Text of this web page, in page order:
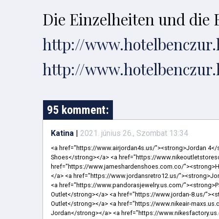
Die Einzelheiten und die
http://
http://
95 komment:
Katina | 2021. június 26., Szombat 13:34
<a href="https://www.airjordan4s.us/"><strong>Jordan 4</strong></a> <a href="https://www.redbottomslouboutin.us.org/"><strong>Red Bottom Shoes</strong></a> <a href="https://www.nikeoutletstoresonlineshopping.us.com/"><strong>Nike Outlet Store Online</strong></a> <a href="https://www.jameshardenshoes.com.co/"><strong>Harden vol 1</strong></a> <a href="https://www.ggdbshoes.us.com/"><strong>GGDB Shoes</strong></a> <a href="https://www.jordansretro12.us/"><strong>Jordan Retro 12</strong></a> <a href="https://www.pandoraonline.us/"><strong>Pandora</strong></a> <a href="https://www.pandorasjewelry.us.com/"><strong>Pandora Jewelry</strong></a> <a href="https://www.jacketsmoncleroutlet.us.com/"><strong>Moncler Outlet</strong></a> <a href="https://www.jordan-8.us/"><strong>Jordan 8</strong></a> <a href="https://www.nikeshoesoutletfactory.us.com/"><strong>Nike Outlet</strong></a> <a href="https://www.nikeair-maxs.us.com/"><strong>Cheap Air Max</strong></a> <a href="https://www.nikeairjordan.us.com/"><strong>Air Jordan</strong></a> <a href="https://www.nikesfactory.us.com/"><strong>Nike Factory</strong></a> <a href="https://www.jordanshoesretro.us.com/"><strong>Jordan Shoes</strong></a> <a href="https://www.jordan14.us.com/"><strong>Jordan 14</strong></a> <a href="https://www.moncler-outletjackets.us.com/"><strong>Moncler Jackets</strong></a> <a href="https://www.jordans-4.us/"><strong>Jordans 4</strong></a> <a href="https://www.jordansneakerss.us/"><strong>Air Jordan Sneakers</strong></a> <a href="https://www.goldengooseoutletfactory.us.com/"><strong>Golden Goose Outlets</strong></a> <a href="https://www.huarachesnike.us.com/"><strong>Nike Huarache</strong></a> <a href="https://www.airmax270.us.org/"><strong>Air Max 270</strong></a> <a href="https://www.jordans11.us.com/"><strong>Jordan 11</strong></a> <a href="https://www.fjallraven-kanken.us.com/"><strong>Fjallraven Kanken</strong></a> <a href="https://www.outletnikestore.us.com/"><strong>Nike Outlet Online</strong></a> <a href="https://www.jordan-4.us.com/"><strong>Jordan 4</strong></a> <a href="https://www.jordan-retro6.us/"><strong>Jordan 6 Retro</strong></a> <a href="https://www.pandorascharms.us.com/"><strong>Pandora Charms Outlet</strong></a> <a href="https://www.outletgoldengoose.us.com/"><strong>Golden Goose Sneakers Outlet</strong></a> <a href="https://www.yeezyonline.us.com/"><strong>Yeezy</strong></a> <a href="https://www.mensnikeshoes.us.com/"><strong>Mens Nike</strong></a> <a href="https://www.jordans-11.us/"><strong>Jordans 11</strong></a> <a href="https://www.monclervest.us.com/"><strong>Men Moncler Vest</strong></a> <a href="https://www.nike-airmax2018.us.com/"><strong>Air Max 2018</strong></a> <a href="https://www.jordan13s.us/"><strong>Jordan 13</strong></a> <a href="https://www.balenciagatriples.us.org/"><strong>Triple S Balenciaga</strong></a> <a href="https://www.jordan12retros.us/"><strong>Jordan 12 Retro</strong></a> <a href="https://www.jamesharden-shoes.us.org/"><strong>James Harden Shoes</strong></a> <a href="https://www.retro-jordans.us/"><strong>Retro Jordans</strong></a> <a href="https://www.adidasyeezysshoes.us.com/"><strong>Yeezy Shoes</strong></a> <a href="https://www.airjordan11s.us.com/"><strong>Air Jordan 11</strong></a> <a href="https://www.airforceoneshoes.us.com/"><strong>Nike Air Force One</strong></a> <a href="http://www.pandorarings.us.com/"><strong>Pandora Ring</strong></a> <a href="https://www.airmax-95.us.com/"><strong>Air Max 95</strong></a> <a href="https://www.airjordan5.us/"><strong>Air Jordan 5 Retro</strong></a> <a href="https://www.jordans5.us/"><strong>Jordan 5s</strong></a> <a href="https://www.kyrieirving-shoes.us.org/"><strong>Kyrie Irving Shoes</strong></a> <a href="https://www.jordanscheapshoes.us/"><strong>Cheap Jordans For Sale</strong></a> <a href="https://www.air-jordansneakers.us/"><strong>Air Jordan</strong></a> <a href="https://www.jordan11ssneakers.us/"><strong>Air Jordan 11s</strong></a> <a